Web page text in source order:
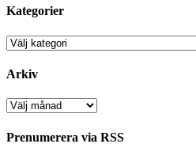
Kategorier
Kategorier
Arkiv
Arkiv
Prenumerera via RSS